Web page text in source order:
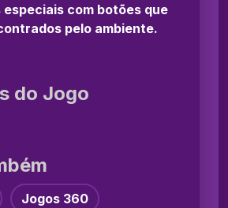
com botões que
pelo ambiente.
do Jogo
Jogos 360